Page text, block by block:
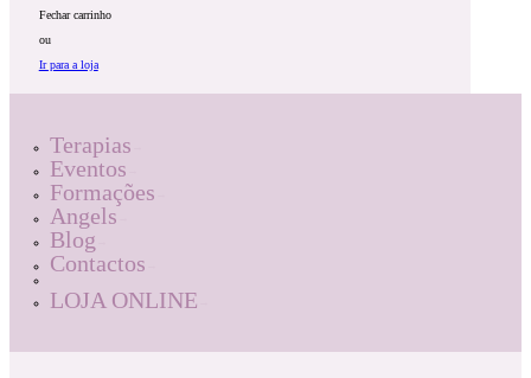
Fechar carrinho
ou
Ir para a loja
Terapias
Eventos
Formações
Angels
Blog
Contactos
LOJA ONLINE